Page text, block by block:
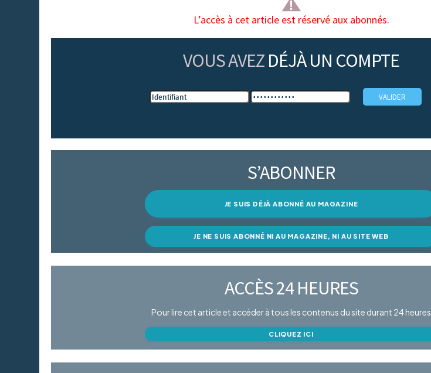
L’accès à cet article est réservé aux abonnés.
VOUS AVEZ DÉJÀ UN COMPTE
S’ABONNER
JE SUIS DÉJÀ ABONNÉ AU MAGAZINE
JE NE SUIS ABONNÉ NI AU MAGAZINE, NI AU SITE WEB
ACCÈS 24 HEURES
Pour lire cet article et accéder à tous les contenus du site durant 24 heures
CLIQUEZ ICI